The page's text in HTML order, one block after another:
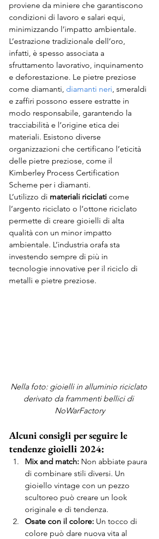
proviene da miniere che garantiscono
condizioni di lavoro e salari equi,
minimizzando l’impatto ambientale.
L’estrazione tradizionale dell’oro,
infatti, è spesso associata a
sfruttamento lavorativo, inquinamento
e deforestazione. Le pietre preziose
come diamanti, diamanti neri, smeraldi
e zaffiri possono essere estratte in
modo responsabile, garantendo la
tracciabilità e l’origine etica dei
materiali. Esistono diverse
organizzazioni che certificano l’eticità
delle pietre preziose, come il
Kimberley Process Certification
Scheme per i diamanti.
L’utilizzo di materiali riciclati come
l’argento riciclato o l’ottone riciclato
permette di creare gioielli di alta
qualità con un minor impatto
ambientale. L’industria orafa sta
investendo sempre di più in
tecnologie innovative per il riciclo di
metalli e pietre preziose.
Nella foto: gioielli in alluminio riciclato
derivato da frammenti bellici di
NoWarFactory
Alcuni consigli per seguire le
tendenze gioielli 2024:
Mix and match: Non abbiate paura
di combinare stili diversi. Un
gioiello vintage con un pezzo
scultoreo può creare un look
originale e di tendenza.
Osate con il colore: Un tocco di
colore può dare nuova vita al